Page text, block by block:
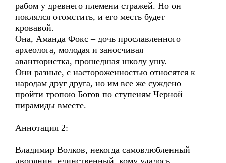
рабом у древнего племени стражей. Но он
поклялся отомстить, и его месть будет
кровавой.
Она, Аманда Фокс – дочь прославленного
археолога, молодая и заносчивая
авантюристка, прошедшая школу ушу.
Они разные, с настороженностью относятся к
народам друг друга, но им все же суждено
пройти тропою Богов по ступеням Черной
пирамиды вместе.
Аннотация 2:
Владимир Волков, некогда самовлюбленный
дворянин, единственный, кому удалось